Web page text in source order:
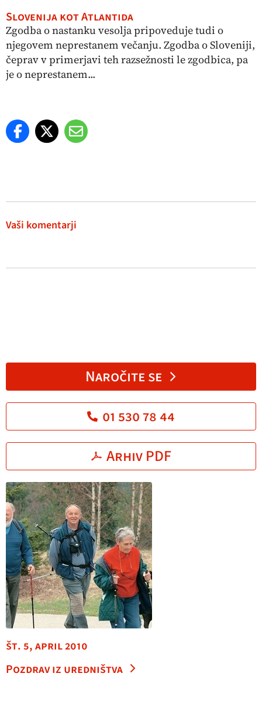
Slovenija kot Atlantida
Zgodba o nastanku vesolja pripoveduje tudi o
njegovem neprestanem večanju. Zgodba o Sloveniji,
čeprav v primerjavi teh razsežnosti le zgodbica, pa
je o neprestanem...
Vaši komentarji
Naročite se
01 530 78 44
Arhiv PDF
št. 5, april 2010
Pozdrav iz uredništva